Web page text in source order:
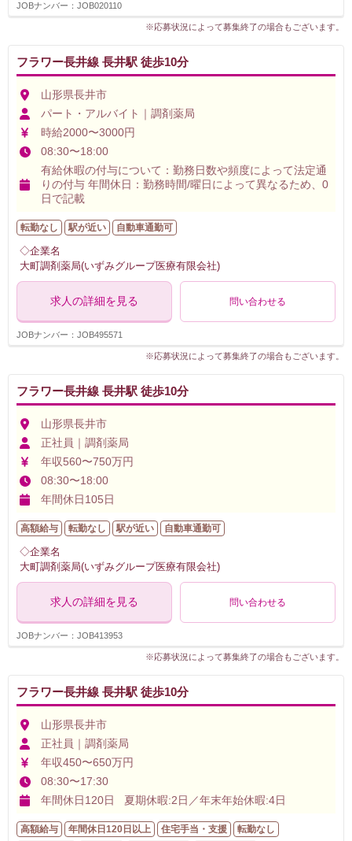
JOBナンバー：JOB020110
※応募状況によって募集終了の場合もございます。
フラワー長井線 長井駅 徒歩10分
山形県長井市
パート・アルバイト｜調剤薬局
時給2000〜3000円
08:30〜18:00
有給休暇の付与について：勤務日数や頻度によって法定通
りの付与 年間休日：勤務時間/曜日によって異なるため、0
日で記載
転勤なし 駅が近い 自動車通勤可
◇企業名
大町調剤薬局(いずみグループ医療有限会社)
求人の詳細を見る 問い合わせる
JOBナンバー：JOB495571
※応募状況によって募集終了の場合もございます。
フラワー長井線 長井駅 徒歩10分
山形県長井市
正社員｜調剤薬局
年収560〜750万円
08:30〜18:00
年間休日105日
高額給与 転勤なし 駅が近い 自動車通勤可
◇企業名
大町調剤薬局(いずみグループ医療有限会社)
求人の詳細を見る 問い合わせる
JOBナンバー：JOB413953
※応募状況によって募集終了の場合もございます。
フラワー長井線 長井駅 徒歩10分
山形県長井市
正社員｜調剤薬局
年収450〜650万円
08:30〜17:30
年間休日120日 夏期休暇:2日／年末年始休暇:4日
高額給与 年間休日120日以上 住宅手当・支援
転勤なし